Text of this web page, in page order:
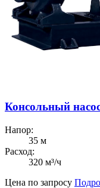
Консольный
Напор:
35 м
Расход:
320 м³/ч
Цена по запросу